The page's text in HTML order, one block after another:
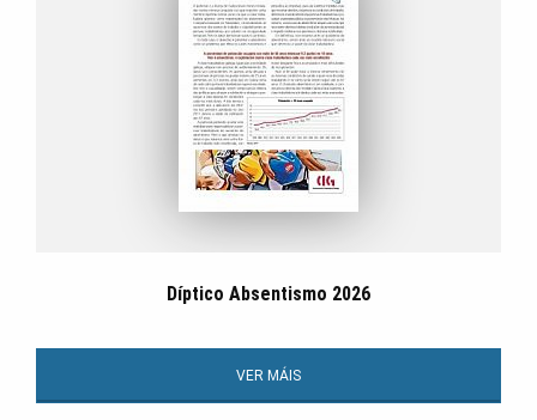
Díptico Absentismo 2026
VER MÁIS